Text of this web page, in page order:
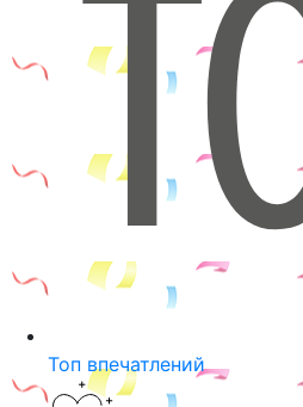
Топ впечатлений